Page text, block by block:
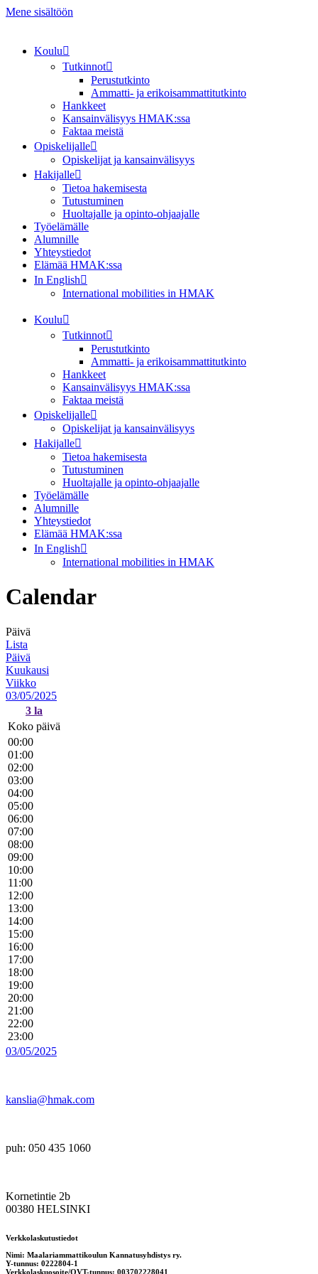
Mene sisältöön
Koulu
Tutkinnot
Perustutkinto
Ammatti- ja erikoisammattitutkinto
Hankkeet
Kansainvälisyys HMAK:ssa
Faktaa meistä
Opiskelijalle
Opiskelijat ja kansainvälisyys
Hakijalle
Tietoa hakemisesta
Tutustuminen
Huoltajalle ja opinto-ohjaajalle
Työelämälle
Alumnille
Yhteystiedot
Elämää HMAK:ssa
In English
International mobilities in HMAK
Koulu
Tutkinnot
Perustutkinto
Ammatti- ja erikoisammattitutkinto
Hankkeet
Kansainvälisyys HMAK:ssa
Faktaa meistä
Opiskelijalle
Opiskelijat ja kansainvälisyys
Hakijalle
Tietoa hakemisesta
Tutustuminen
Huoltajalle ja opinto-ohjaajalle
Työelämälle
Alumnille
Yhteystiedot
Elämää HMAK:ssa
In English
International mobilities in HMAK
Calendar
Päivä
Lista
Päivä
Kuukausi
Viikko
03/05/2025
3 la
Koko päivä
00:00
01:00
02:00
03:00
04:00
05:00
06:00
07:00
08:00
09:00
10:00
11:00
12:00
13:00
14:00
15:00
16:00
17:00
18:00
19:00
20:00
21:00
22:00
23:00
03/05/2025
kanslia@hmak.com
puh: 050 435 1060
Kornetintie 2b
00380 HELSINKI
Verkkolaskutustiedot
Nimi: Maalariammattikoulun Kannatusyhdistys ry.
Y-tunnus: 0222804-1
Verkkolaskuosoite/OVT-tunnus: 003702228041